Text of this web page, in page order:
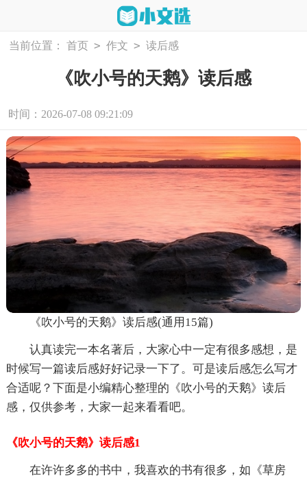
当前位置： 首页 > 作文 > 读后感
《吹小号的天鹅》读后感
时间：2026-07-08 09:21:09
《吹小号的天鹅》读后感(通用15篇)
认真读完一本名著后，大家心中一定有很多感想，是
时候写一篇读后感好好记录一下了。可是读后感怎么写才
合适呢？下面是小编精心整理的《吹小号的天鹅》读后
感，仅供参考，大家一起来看看吧。
《吹小号的天鹅》读后感1
在许许多多的书中，我喜欢的书有很多，如《草房